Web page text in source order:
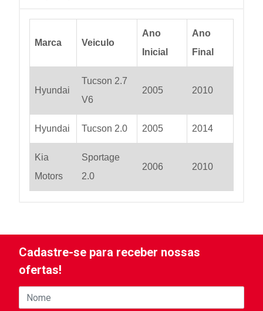
Marca Veiculo
Ano
Inicial
Ano
Final
Hyundai
Tucson 2.7
V6
2005 2010
Hyundai Tucson 2.0 2005 2014
Kia
Motors
Sportage
2.0
2006 2010
Cadastre-se para receber nossas
ofertas!